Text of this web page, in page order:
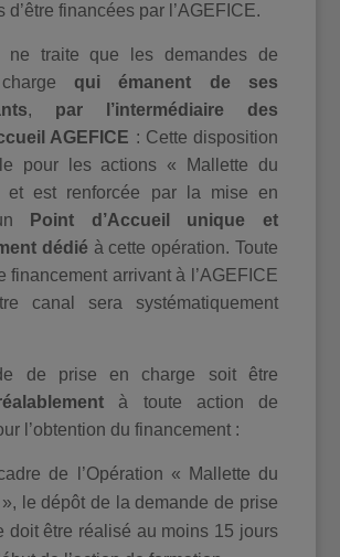
d’être financées par l’AGEFICE.
ne traite que les demandes de
qui émanent de ses
, par l’intermédiaire des
AGEFICE : Cette disposition
pour les actions « Mallette du
et est renforcée par la mise en
Point d’Accueil unique et
dédié à cette opération. Toute
financement arrivant à l’AGEFICE
canal sera systématiquement
de prise en charge soit être
à toute action de
l’obtention du financement :
de l’Opération « Mallette du
le dépôt de la demande de prise
doit être réalisé au moins 15 jours